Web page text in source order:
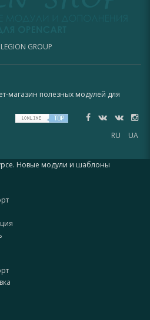
GROUP
магазин полезных модулей для
RU UA
Новые модули и шаблоны